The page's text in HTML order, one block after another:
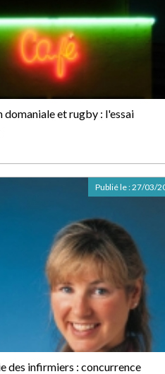
et rugby : l'essai
des infirmiers : concurrence
Publié le :27/03/